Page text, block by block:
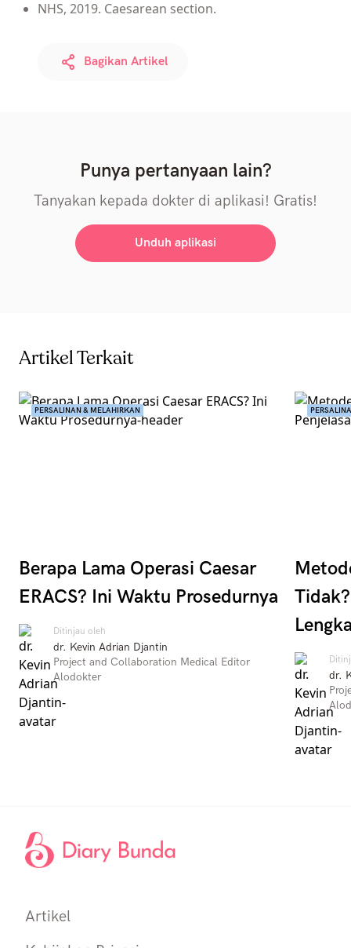
NHS, 2019. Caesarean section.
Bagikan Artikel
Punya pertanyaan lain?
Tanyakan kepada dokter di aplikasi! Gratis!
Unduh aplikasi
Artikel Terkait
PERSALINAN & MELAHIRKAN
Berapa Lama Operasi Caesar
ERACS? Ini Waktu Prosedurnya
Ditinjau oleh
dr. Kevin Adrian Djantin
Project and Collaboration Medical Editor
Alodokter
dr.
Artikel